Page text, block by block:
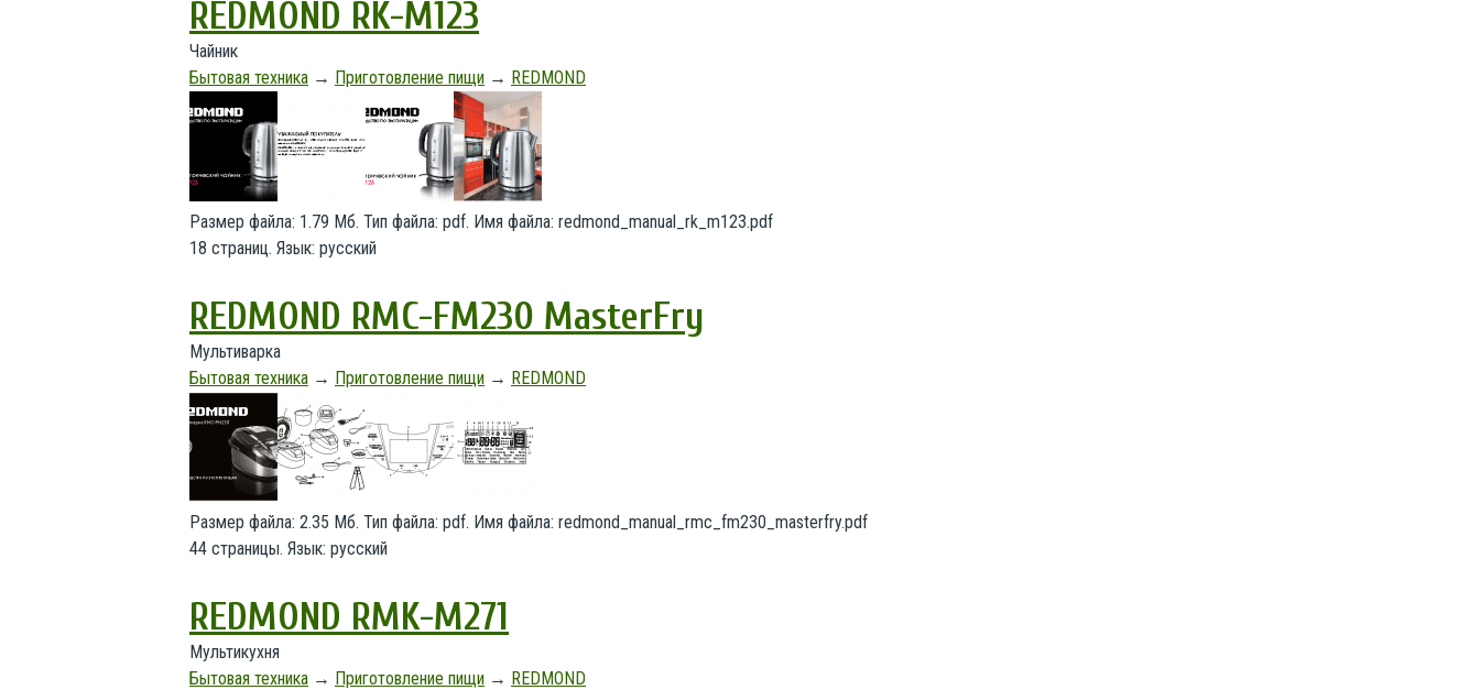
REDMOND RK-M123
Чайник
Бытовая техника → Приготовление пищи → REDMOND
Размер файла: 1.79 Мб. Тип файла: pdf. Имя файла: redmond_manual_rk_m123.pdf
18 страниц. Язык: русский
REDMOND RMC-FM230 MasterFry
Мультиварка
Бытовая техника → Приготовление пищи → REDMOND
Размер файла: 2.35 Мб. Тип файла: pdf. Имя файла: redmond_manual_rmc_fm230_masterfry.pdf
44 страницы. Язык: русский
REDMOND RMK-M271
Мультикухня
Бытовая техника → Приготовление пищи → REDMOND